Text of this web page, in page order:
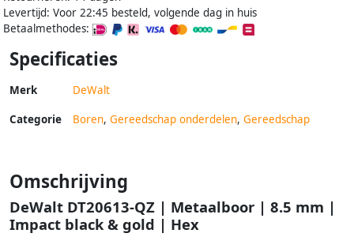
Levertijd: Voor 22:45 besteld, volgende dag in huis
Betaalmethodes:
Specificaties
Merk DeWalt
Categorie Boren, Gereedschap onderdelen, Gereedschap
Omschrijving
DeWalt DT20613-QZ | Metaalboor | 8.5 mm |
Impact black & gold | Hex